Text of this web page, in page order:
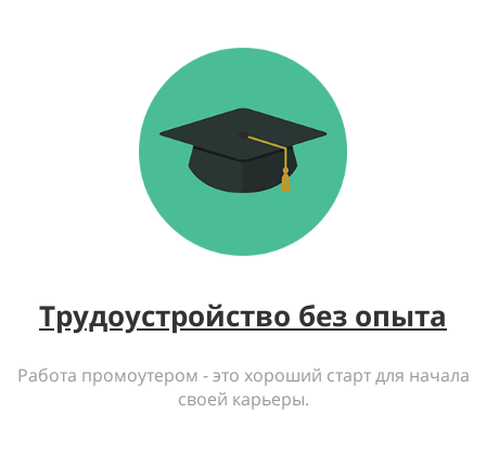
Трудоустройство без опыта
Работа промоутером - это хороший старт для начала
своей карьеры.